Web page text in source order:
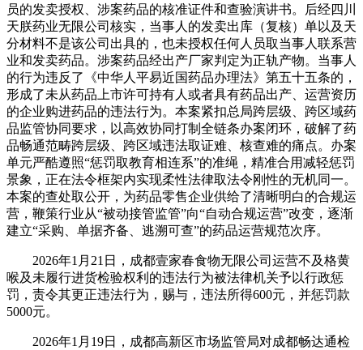
员的发卖授权、涉案药品的核准证件和查验演讲书。后经四川
天朕药业无限公司核实，当事人的发卖出库（复核）单以及天
分材料不是该公司出具的，也未授权任何人员取当事人联系营
业和发卖药品。涉案药品经出产厂家判定为正轨产物。当事人
的行为违反了《中华人平易近国药品办理法》第五十五条的，
形成了未从药品上市许可持有人或者具有药品出产、运营资历
的企业购进药品的违法行为。本案紧扣总局跨层级、跨区域药
品监管协同要求，以高效协同打制全链条办案闭环，破解了药
品畅通范畴跨层级、跨区域违法取证难、核查难的痛点。办案
单元严酷遵照“惩罚取教育相连系”的准绳，精准合用减轻惩罚
景象，正在法令框架内实现柔性法律取法令刚性的无机同一。
本案的查处取公开，为药品零售企业供给了清晰明白的合规运
营，鞭策行业从“被动接管监管”向“自动合规运营”改变，逐渐
建立“采购、单据齐备、逃溯可查”的药品运营规范次序。
2026年1月21日，成都壹家春食物无限公司运营不及格黄
喉及未履行进货检验权利的违法行为被法律机关予以行政惩
罚，责令其更正违法行为，赐与，违法所得600元，并惩罚款
5000元。
2026年1月19日，成都高新区市场监管局对成都畅达通检